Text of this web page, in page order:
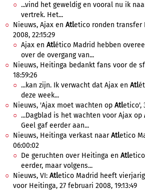
...vind het geweldig en vooral nu ik
vertrek. Het...
Nieuws, Ajax en Atletico ronden transfer
2008, 22:15:29
Ajax en Atlético Madrid hebben
over de overgang van...
Nieuws, Heitinga bedankt fans voor de
18:59:26
...kan zijn. Ik verwacht dat Ajax en Atl
deze week...
Nieuws, 'Ajax moet wachten op Atletico',
...Dagblad is het wachten voor Ajax op
Geel gaf eerder aan...
Nieuws, Heitinga verkast naarAtletico
06:00:02
De geruchten over Heitinga en Atl
eerder, maar volgens...
Nieuws, VI: Atletico Madrid heeft
voor Heitinga, 27 februari 2008, 19:13:49